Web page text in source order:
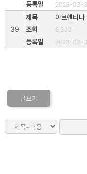
2023-03-
39
아르헨티
6,303
2023-03-
글쓰기